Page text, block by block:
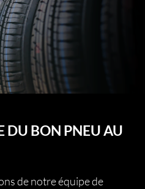
DU BON PNEU AU
de notre équipe de